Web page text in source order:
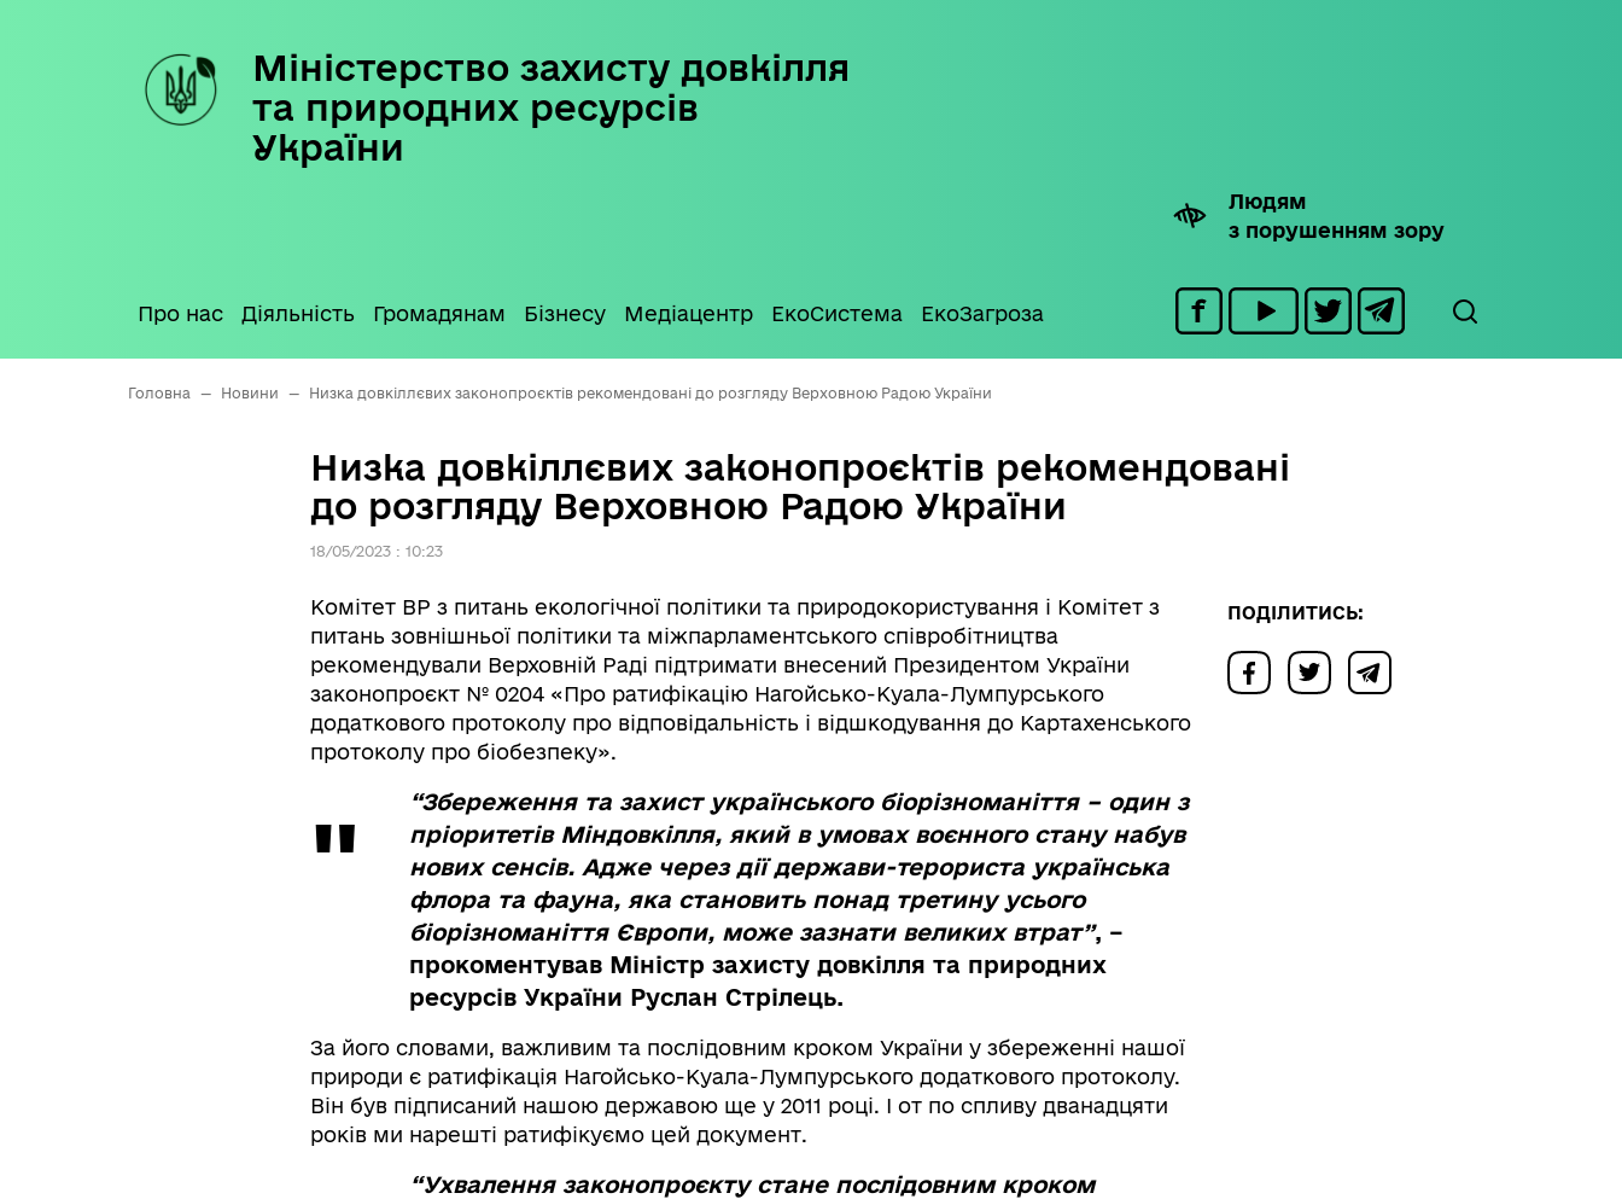
Міністерство захисту довкілля
та природних ресурсів
України
Людям
з порушенням зору
Про нас Діяльність Громадянам Бізнесу Медіацентр ЕкоСистема ЕкоЗагроза
Головна — Новини — Низка довкіллєвих законопроєктів рекомендовані до розгляду Верховною Радою України
Низка довкіллєвих законопроєктів рекомендовані
до розгляду Верховною Радою України
18/05/2023 : 10:23
Комітет ВР з питань екологічної політики та природокористування і Комітет з
питань зовнішньої політики та міжпарламентського співробітництва
рекомендували Верховній Раді підтримати внесений Президентом України
законопроєкт № 0204 «Про ратифікацію Нагойсько-Куала-Лумпурського
додаткового протоколу про відповідальність і відшкодування до Картахенського
протоколу про біобезпеку».
“Збереження та захист українського біорізноманіття – один з
пріоритетів Міндовкілля, який в умовах воєнного стану набув
нових сенсів. Адже через дії держави-терориста українська
флора та фауна, яка становить понад третину усього
біорізноманіття Європи, може зазнати великих втрат”, –
прокоментував Міністр захисту довкілля та природних
ресурсів України Руслан Стрілець.
За його словами, важливим та послідовним кроком України у збереженні нашої
природи є ратифікація Нагойсько-Куала-Лумпурського додаткового протоколу.
Він був підписаний нашою державою ще у 2011 році. І от по спливу дванадцяти
років ми нарешті ратифікуємо цей документ.
“Ухвалення законопроєкту стане послідовним кроком
ПОДІЛИТИСЬ: